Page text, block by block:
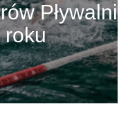
Pływalni
roku